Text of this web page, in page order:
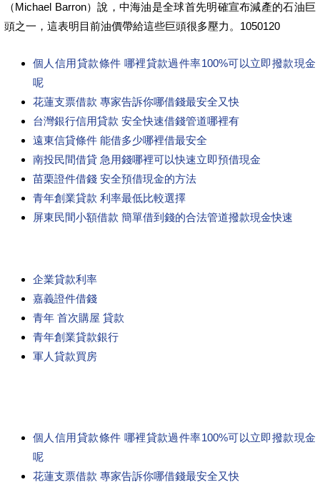
（Michael Barron）說，中海油是全球首先明確宣布減產的石油巨
頭之一，這表明目前油價帶給這些巨頭很多壓力。1050120
個人信用貸款條件 哪裡貸款過件率100%可以立即撥款現金
呢
花蓮支票借款 專家告訴你哪借錢最安全又快
台灣銀行信用貸款 安全快速借錢管道哪裡有
遠東信貸條件 能借多少哪裡借最安全
南投民間借貸 急用錢哪裡可以快速立即預借現金
苗栗證件借錢 安全預借現金的方法
青年創業貸款 利率最低比較選擇
屏東民間小額借款 簡單借到錢的合法管道撥款現金快速
企業貸款利率
嘉義證件借錢
青年 首次購屋 貸款
青年創業貸款銀行
軍人貸款買房
個人信用貸款條件 哪裡貸款過件率100%可以立即撥款現金
呢
花蓮支票借款 專家告訴你哪借錢最安全又快